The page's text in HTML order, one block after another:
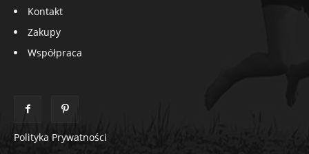
Kontakt
Zakupy
Współpraca
Polityka Prywatności